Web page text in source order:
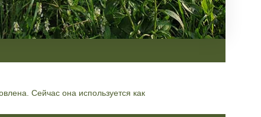
Сейчас она используется как